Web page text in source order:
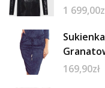
1 699,00
169,90zł